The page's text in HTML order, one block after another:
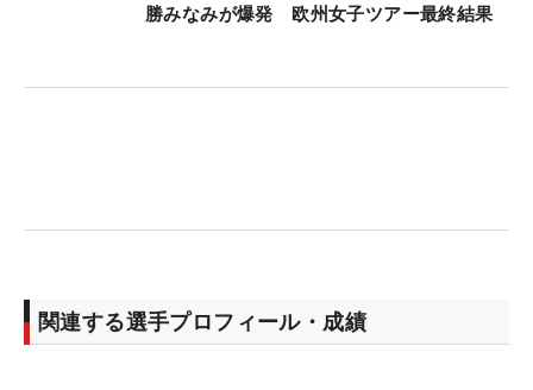
勝みなみが爆発 欧州女子ツアー最終結果
関連する選手プロフィール・成績